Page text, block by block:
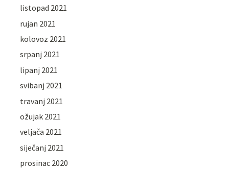
listopad 2021
rujan 2021
kolovoz 2021
srpanj 2021
lipanj 2021
svibanj 2021
travanj 2021
ožujak 2021
veljača 2021
siječanj 2021
prosinac 2020